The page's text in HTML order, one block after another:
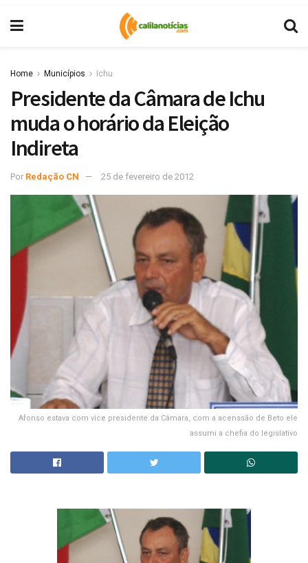
Home Municípios Ichu
Presidente da Câmara de Ichu
muda o horário da Eleição
Indireta
Por Redação CN 25 de fevereiro de 2012
Afonso estava com vice presidente da Câmara, com a acenssão de Beto ele
assumi a chefia do legislativo